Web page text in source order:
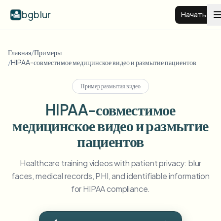
bgblur Начать
Размытие фона видео
Примеры
Смотреть все примеры
Размыть лицо
Размыть номер
View all features
Browse every blur tool in one place
Для бизнеса
Школы и образование
Ресурсы
Главная/Примеры
/HIPAA-совместимое медицинское видео и размытие пациентов
Пример размытия видео
HIPAA-совместимое
медицинское видео и размытие
пациентов
Healthcare training videos with patient privacy: blur
faces, medical records, PHI, and identifiable information
for HIPAA compliance.